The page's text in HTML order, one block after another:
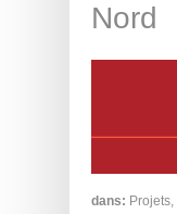
Nord
dans: Projets,